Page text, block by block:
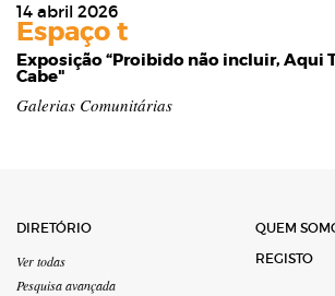
14 abril 2026
Espaço t
Exposição “Proibido não incluir, Aqui
Cabe"
Galerias Comunitárias
DIRETÓRIO
Ver todas
Pesquisa avançada
QUEM
REGISTO